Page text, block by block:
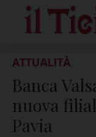
content
ATTUALITÀ
Banca
nuova
Pavia